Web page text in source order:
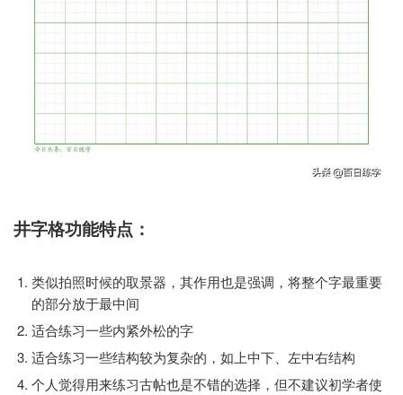
井字格功能特点：
类似拍照时候的取景器，其作用也是强调，将整个字最重要
的部分放于最中间
适合练习一些内紧外松的字
适合练习一些结构较为复杂的，如上中下、左中右结构
个人觉得用来练习古帖也是不错的选择，但不建议初学者使